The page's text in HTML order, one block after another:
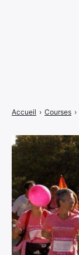
Accueil › Courses ›